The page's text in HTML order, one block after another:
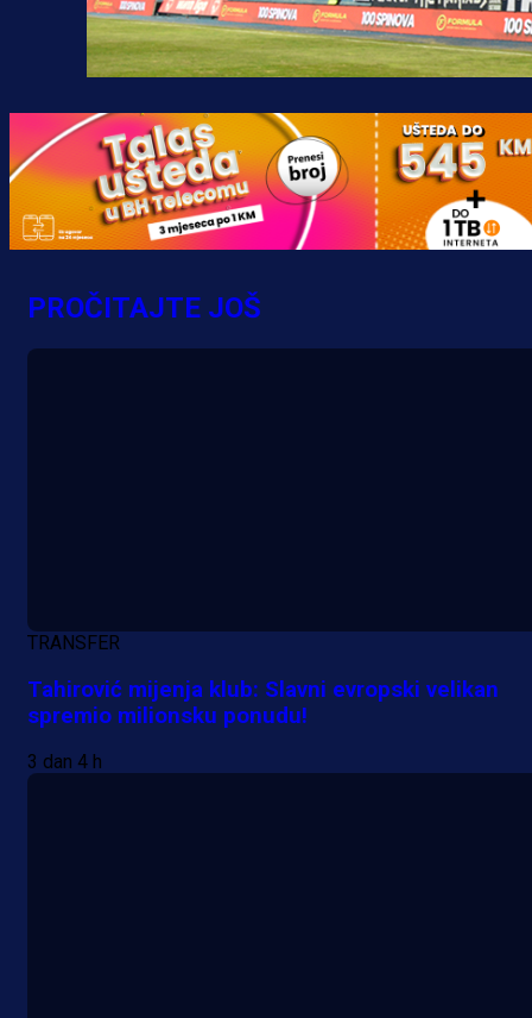
Premijer liga BiH
Manijaci razvili posebnu parolu!
PROČITAJTE JOŠ
TRANSFER
Tahirović mijenja klub: Slavni evropski velikan
spremio milionsku ponudu!
3 dan 4 h